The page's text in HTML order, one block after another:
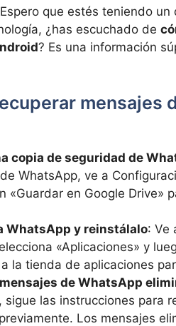
que estés teniendo
¿has escuchado de
? Es una información
mensajes
copia de seguridad de
WhatsApp, ve a
«Guardar en Google Drive»
WhatsApp y reinstálalo: Ve
«Aplicaciones» y
la tienda de aplicaciones
de WhatsApp
sigue las instrucciones para
Los mensajes